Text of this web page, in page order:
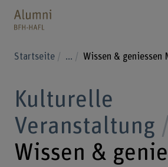
Startseite ... Wissen & geniessen
Kulturelle
Veranstaltung
Wissen &